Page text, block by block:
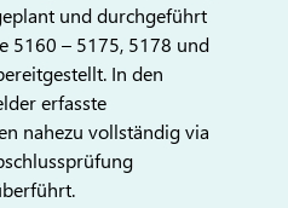
und durchgeführt
5160 – 5175, 5178 und
In den
erfasste
nahezu vollständig via